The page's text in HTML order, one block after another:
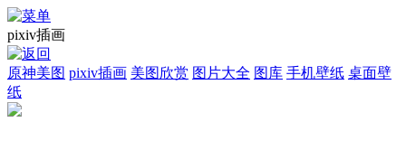
pixiv插画
原神美图 pixiv插画 美图欣赏 图片大全 图库 手机壁纸 桌面壁
纸